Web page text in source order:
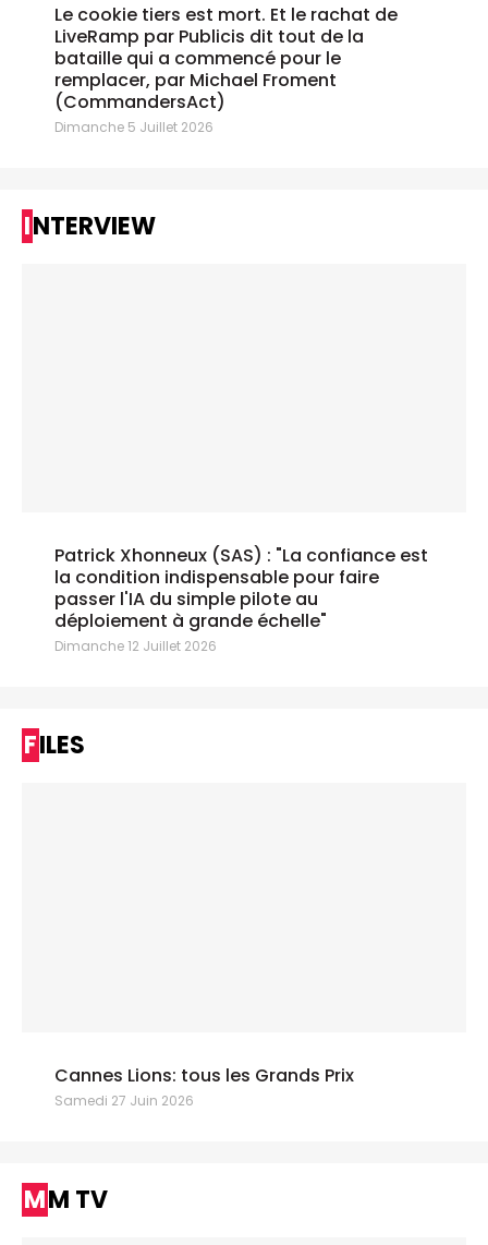
Le cookie tiers est mort. Et le rachat de
LiveRamp par Publicis dit tout de la
bataille qui a commencé pour le
remplacer, par Michael Froment
(CommandersAct)
Dimanche 5 Juillet 2026
INTERVIEW
Patrick Xhonneux (SAS) : "La confiance est
la condition indispensable pour faire
passer l'IA du simple pilote au
déploiement à grande échelle"
Dimanche 12 Juillet 2026
FILES
Cannes Lions: tous les Grands Prix
Samedi 27 Juin 2026
MM TV